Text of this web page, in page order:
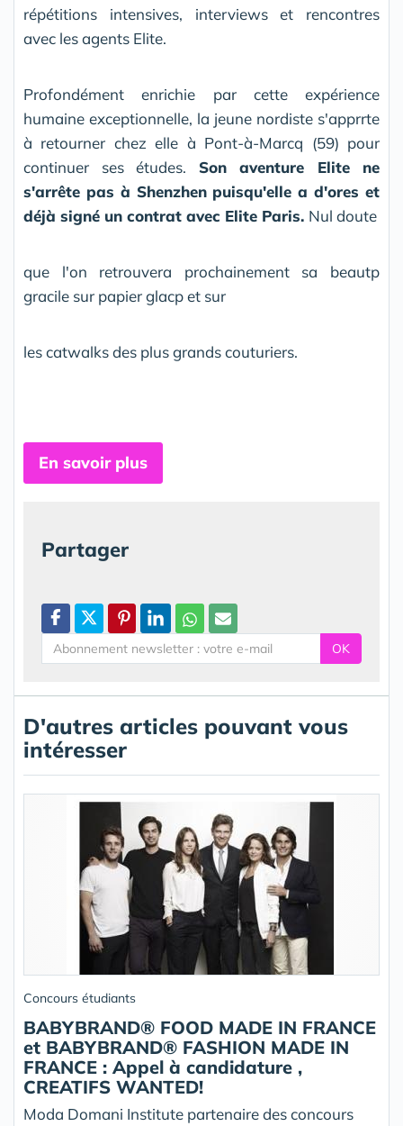
répétitions intensives, interviews et rencontres
avec les agents Elite.
Profondément enrichie par cette expérience
humaine exceptionnelle, la jeune nordiste s'apprrte
à retourner chez elle à Pont-à-Marcq (59) pour
continuer ses études. Son aventure Elite ne
s'arrête pas à Shenzhen puisqu'elle a d'ores et
déjà signé un contrat avec Elite Paris. Nul doute
que l'on retrouvera prochainement sa beautp
gracile sur papier glacp et sur
les catwalks des plus grands couturiers.
En savoir plus
Partager
OK
D'autres articles pouvant vous
intéresser
Concours étudiants
BABYBRAND® FOOD MADE IN FRANCE
et BABYBRAND® FASHION MADE IN
FRANCE : Appel à candidature ,
CREATIFS WANTED!
Moda Domani Institute partenaire des concours